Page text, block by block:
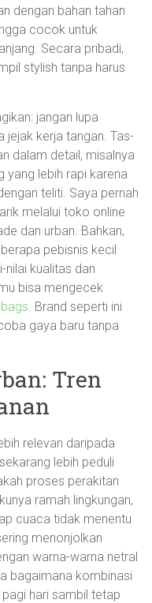
dengan bahan tahan
cocok untuk
Secara pribadi,
stylish tanpa harus
jangan lupa
jejak kerja tangan. Tas-
dalam detail, misalnya
yang lebih rapi karena
teliti. Saya pernah
melalui toko online
dan urban. Bahkan,
pebisnis kecil
nilai kualitas dan
bisa mengecek
. Brand seperti ini
gaya baru tanpa
Tren
relevan daripada
lebih peduli
proses perakitan
ramah lingkungan,
cuaca tidak menentu
menonjolkan
warna-warna netral
bagaimana kombinasi
hari sambil tetap